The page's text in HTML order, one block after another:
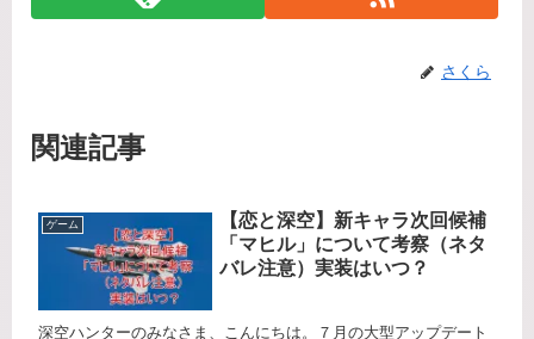
さくら
関連記事
ゲーム
【恋と深空】新キャラ次回候補
「マヒル」について考察（ネタ
バレ注意）実装はいつ？
深空ハンターのみなさま、こんにちは。７月の大型アップデート